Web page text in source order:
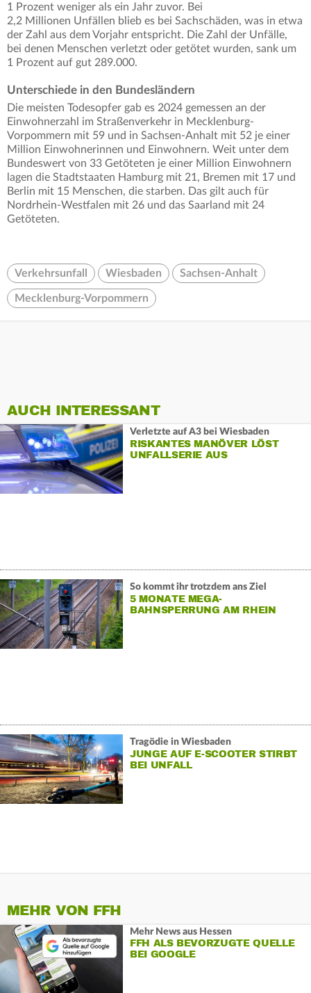
1 Prozent weniger als ein Jahr zuvor. Bei
2,2 Millionen Unfällen blieb es bei Sachschäden, was in etwa
der Zahl aus dem Vorjahr entspricht. Die Zahl der Unfälle,
bei denen Menschen verletzt oder getötet wurden, sank um
1 Prozent auf gut 289.000.
Unterschiede in den Bundesländern
Die meisten Todesopfer gab es 2024 gemessen an der
Einwohnerzahl im Straßenverkehr in Mecklenburg-
Vorpommern mit 59 und in Sachsen-Anhalt mit 52 je einer
Million Einwohnerinnen und Einwohnern. Weit unter dem
Bundeswert von 33 Getöteten je einer Million Einwohnern
lagen die Stadtstaaten Hamburg mit 21, Bremen mit 17 und
Berlin mit 15 Menschen, die starben. Das gilt auch für
Nordrhein-Westfalen mit 26 und das Saarland mit 24
Getöteten.
Verkehrsunfall Wiesbaden Sachsen-Anhalt
Mecklenburg-Vorpommern
AUCH INTERESSANT
Verletzte auf A3 bei Wiesbaden
RISKANTES MANÖVER LÖST
UNFALLSERIE AUS
So kommt ihr trotzdem ans Ziel
5 MONATE MEGA-
BAHNSPERRUNG AM RHEIN
Tragödie in Wiesbaden
JUNGE AUF E-SCOOTER STIRBT
BEI UNFALL
MEHR VON FFH
Mehr News aus Hessen
FFH ALS BEVORZUGTE QUELLE
BEI GOOGLE